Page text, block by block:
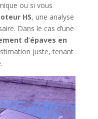
ou si vous
HS, une analyse
Dans le cas d’une
d’épaves en
juste, tenant